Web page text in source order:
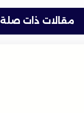
مقالات ذات صلة